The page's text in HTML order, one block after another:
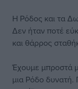
Η Ρόδος και τα
Δεν ήταν ποτέ
και θάρρος
Έχουμε μπροστά
μια Ρόδο